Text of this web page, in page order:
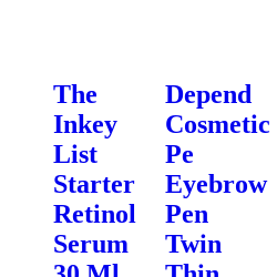
The
Inkey
List
Starter
Retinol
Serum
Depend
Cosmetic
Pe
Eyebrow
Pen
Twin